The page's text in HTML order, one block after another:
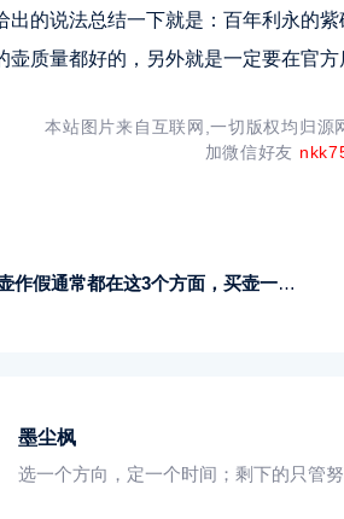
出的说法总结一下就是：百年利永的
壶质量都好的，另外就是一定要在官
本站图片来自互联网,一切版权均归源
加微信好友
假通常都在这3个方面，买壶一定要辨别清楚
墨尘枫
选一个方向，定一个时间；剩下的只管